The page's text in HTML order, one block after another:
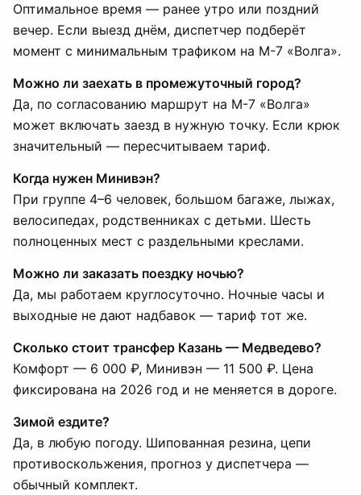
Оптимальное время — ранее утро или поздний
вечер. Если выезд днём, диспетчер подберёт
момент с минимальным трафиком на М-7 «Волга».
Можно ли заехать в промежуточный город?
Да, по согласованию маршрут на М-7 «Волга»
может включать заезд в нужную точку. Если крюк
значительный — пересчитываем тариф.
Когда нужен Минивэн?
При группе 4–6 человек, большом багаже, лыжах,
велосипедах, родственниках с детьми. Шесть
полноценных мест с раздельными креслами.
Можно ли заказать поездку ночью?
Да, мы работаем круглосуточно. Ночные часы и
выходные не дают надбавок — тариф тот же.
Сколько стоит трансфер Казань — Медведево?
Комфорт — 6 000 ₽, Минивэн — 11 500 ₽. Цена
фиксирована на 2026 год и не меняется в дороге.
Зимой ездите?
Да, в любую погоду. Шипованная резина, цепи
противоскольжения, прогноз у диспетчера —
обычный комплект.